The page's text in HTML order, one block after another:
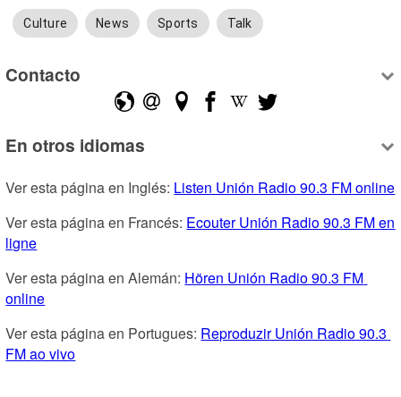
Culture News Sports Talk
Contacto
En otros idiomas
Ver esta página en Inglés: Listen Unión Radio 90.3 FM online
Ver esta página en Francés: Ecouter Unión Radio 90.3 FM en
ligne
Ver esta página en Alemán: Hören Unión Radio 90.3 FM
online
Ver esta página en Portugues: Reproduzir Unión Radio 90.3
FM ao vivo